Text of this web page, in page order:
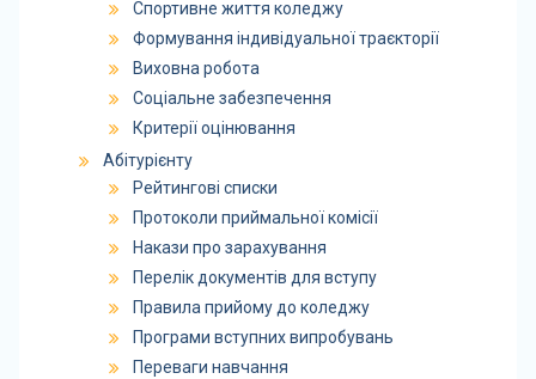
Спортивне життя коледжу
Формування індивідуальної траєкторії
Виховна робота
Соціальне забезпечення
Критерії оцінювання
Абітурієнту
Рейтингові списки
Протоколи приймальної комісії
Накази про зарахування
Перелік документів для вступу
Правила прийому до коледжу
Програми вступних випробувань
Переваги навчання